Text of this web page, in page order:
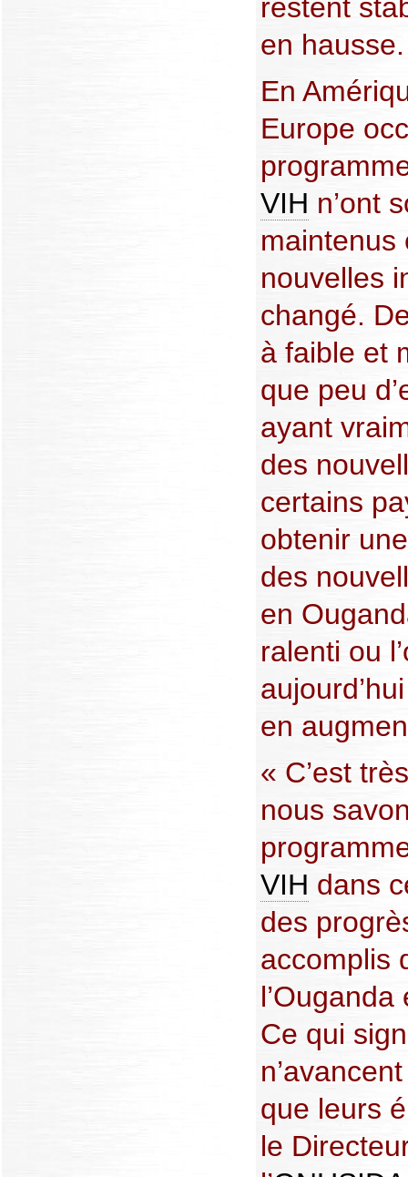
restent
en hausse.
En
Europe
VIH n’ont
maintenus
nouvelles
changé.
à faible et
que peu
ayant
des
certains
obtenir
des
en
ralenti ou
en
« C’est
nous
VIH dans
des
accomplis
Ce qui
que leurs
le